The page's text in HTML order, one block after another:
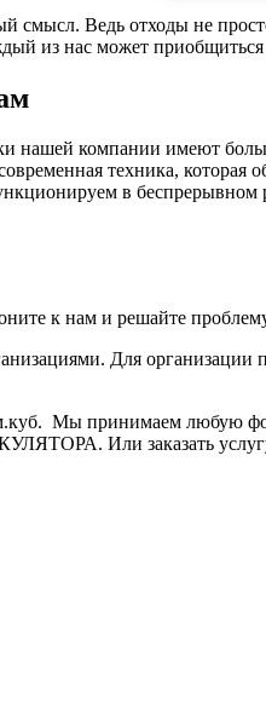
смысл. Ведь отходы не
из нас может
нашей компании имеют
техника, которая
в
к нам и решайте
Для организации
Мы принимаем любую
Или заказать